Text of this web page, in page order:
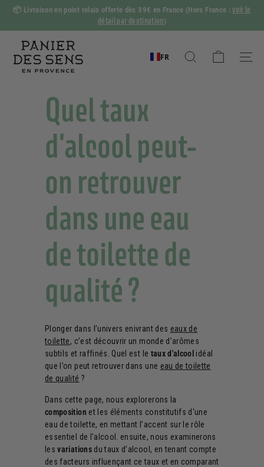
Passer
contenu
Diaporama
Pause
📦 Livraison en point relais offerte dès 39€ en France (Hors France :voir le
détail par destination )
a
FR
Rechercher
Quel taux
d'alcool peut-
on retrouver
dans une eau
de toilette de
qualité ?
Plonger dans l’univers enivrant des eaux de
toilette, c’est découvrir un monde d’arômes
subtils et raffinés. Quel est le taux d'alcool idéal
que l’on peut retrouver dans une eau de toilette
de qualité ?
Dans cette page, nous explorerons la
composition et les éléments constitutifs d'une
eau de toilette, en mettant l’accent sur le rôle
essentiel de l'alcool. ensuite, nous examinerons
lesvariationsdu taux d'alcool, en tenant compte
des facteurs influençant ce taux et en comparant